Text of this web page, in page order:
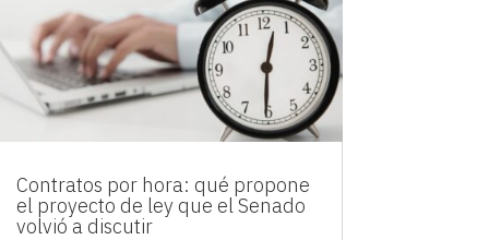
Contratos por hora: qué propone
el proyecto de ley que el Senado
volvió a discutir